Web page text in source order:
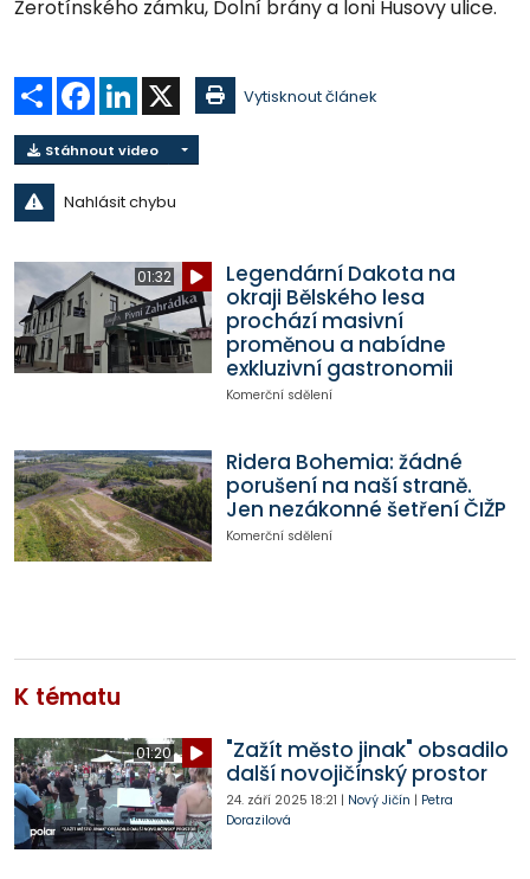
Žerotínského zámku, Dolní brány a loni Husovy ulice.
Sdílet Facebook
LinkedIn Vytisknout článek
Stáhnout video
Nahlásit chybu
01:32
Legendární Dakota na
okraji Bělského lesa
prochází masivní
proměnou a nabídne
exkluzivní gastronomii
Komerční sdělení
Ridera Bohemia: žádné
porušení na naší straně.
Jen nezákonné šetření ČIŽP
Komerční sdělení
K tématu
01:20
"Zažít město jinak" obsadilo
další novojičínský prostor
24. září 2025 18:21 | Nový Jičín | Petra
Dorazilová